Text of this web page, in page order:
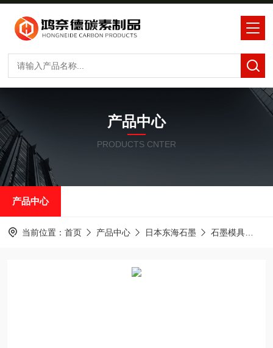
产品中心
PRODUCTS CNTER
产品中心
当前位置： 首页 产品中心 日本东海石墨 石墨模具